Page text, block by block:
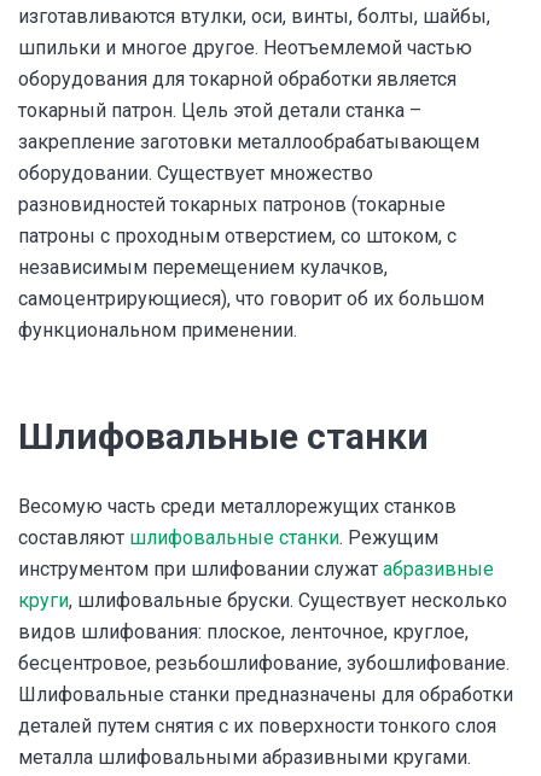
изготавливаются втулки, оси, винты, болты, шайбы,
шпильки и многое другое. Неотъемлемой частью
оборудования для токарной обработки является
токарный патрон. Цель этой детали станка –
закрепление заготовки металлообрабатывающем
оборудовании. Существует множество
разновидностей токарных патронов (токарные
патроны с проходным отверстием, со штоком, с
независимым перемещением кулачков,
самоцентрирующиеся), что говорит об их большом
функциональном применении.
Шлифовальные станки
Весомую часть среди металлорежущих станков
составляют шлифовальные станки. Режущим
инструментом при шлифовании служат абразивные
круги, шлифовальные бруски. Существует несколько
видов шлифования: плоское, ленточное, круглое,
бесцентровое, резьбошлифование, зубошлифование.
Шлифовальные станки предназначены для обработки
деталей путем снятия с их поверхности тонкого слоя
металла шлифовальными абразивными кругами.